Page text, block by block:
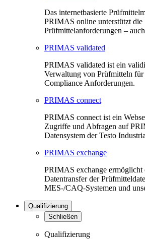
Das internetbasierte
PRIMAS online unterstützt die
Prüfmittelanforderungen –
PRIMAS validated
PRIMAS validated ist ein
Verwaltung von Prüfmitteln
Compliance Anforderungen.
PRIMAS connect
PRIMAS connect ist ein
Zugriffe und Abfragen auf
Datensystem der Testo
PRIMAS exchange
PRIMAS exchange ermöglicht
Datentransfer der
MES-/CAQ-Systemen und
Qualifizierung
Schließen
Qualifizierung